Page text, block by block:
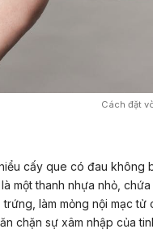
Cách đặt
cấy que có đau không
một thanh nhựa nhỏ,
trứng, làm mỏng nội mạc
chặn sự xâm nhập của